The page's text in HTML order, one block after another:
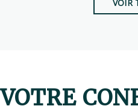
VOIR
VOTRE